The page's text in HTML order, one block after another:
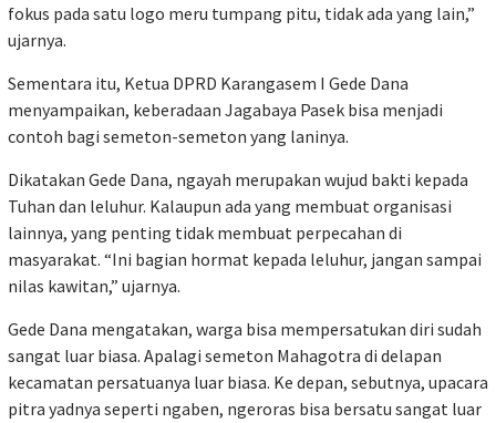
fokus pada satu logo meru tumpang pitu, tidak ada yang lain,”
ujarnya.
Sementara itu, Ketua DPRD Karangasem I Gede Dana
menyampaikan, keberadaan Jagabaya Pasek bisa menjadi
contoh bagi semeton-semeton yang laninya.
Dikatakan Gede Dana, ngayah merupakan wujud bakti kepada
Tuhan dan leluhur. Kalaupun ada yang membuat organisasi
lainnya, yang penting tidak membuat perpecahan di
masyarakat. “Ini bagian hormat kepada leluhur, jangan sampai
nilas kawitan,” ujarnya.
Gede Dana mengatakan, warga bisa mempersatukan diri sudah
sangat luar biasa. Apalagi semeton Mahagotra di delapan
kecamatan persatuanya luar biasa. Ke depan, sebutnya, upacara
pitra yadnya seperti ngaben, ngeroras bisa bersatu sangat luar